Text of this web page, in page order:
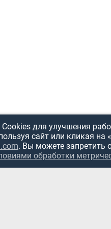
для улучшения
сайт или кликая
. Вы можете запретить
обработки